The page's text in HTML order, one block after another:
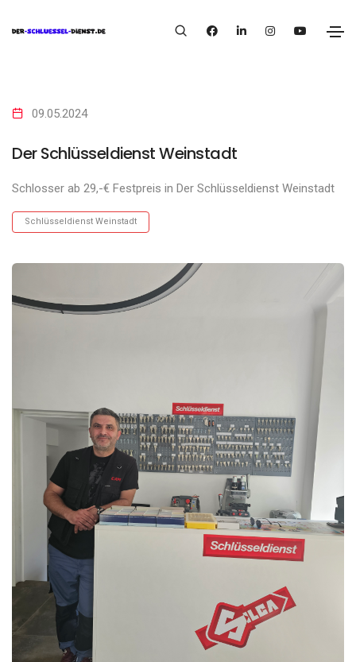
09.05.2024
Der Schlüsseldienst Weinstadt
Schlosser ab 29,-€ Festpreis in Der Schlüsseldienst Weinstadt
Schlüsseldienst Weinstadt